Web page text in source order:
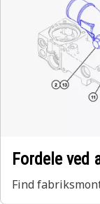
Fordele
Find